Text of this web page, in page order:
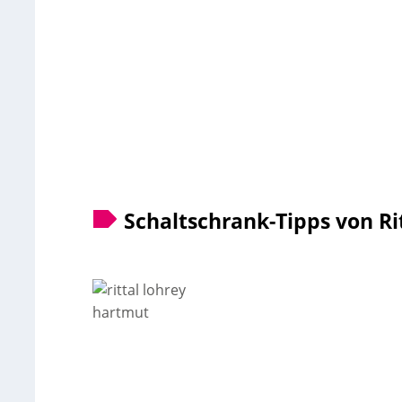
Schaltschrank-Tipps von